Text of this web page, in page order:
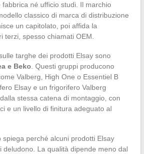
né ufficio studi. Il marchio
classico di marca di distribuzione
un capitolato, poi affida la
terzi, spesso chiamati OEM.
targhe dei prodotti Elsay sono
e Beko . Questi gruppi producono
Valberg, High One o Essentiel B
Elsay e un frigorifero Valberg
stessa catena di montaggio, con
e un livello di finitura adeguato al
perché alcuni prodotti Elsay
deludono. La qualità dipende meno dal